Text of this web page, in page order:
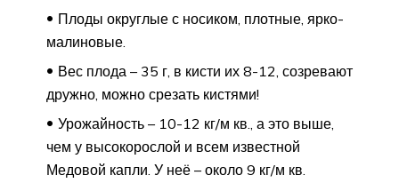
Плоды округлые с носиком, плотные, ярко-
малиновые.
Вес плода – 35 г, в кисти их 8-12, созревают
дружно, можно срезать кистями!
Урожайность – 10-12 кг/м кв., а это выше,
чем у высокорослой и всем известной
Медовой капли. У неё – около 9 кг/м кв.